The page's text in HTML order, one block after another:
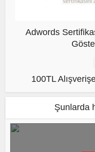
Adwords
100TL
Şunlarda